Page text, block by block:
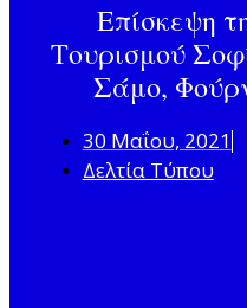
Επίσκεψη
Τουρισμού
Σάμο,
30 Μαΐου, 2021
Δελτία Τύπου